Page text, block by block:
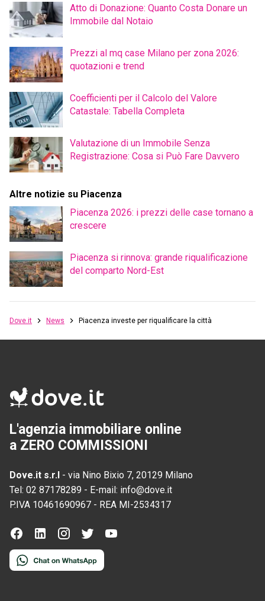
Atto di Donazione: Quanto Costa Donare un
Immobile dal Notaio
Prezzi al mq case Milano per zona 2026:
quotazioni e trend
Coefficienti per il Calcolo del Valore
Catastale: Tabella Completa
Valutazione di un Immobile Senza
Registrazione: Cosa si Può Fare Davvero
Altre notizie su Piacenza
Piacenza 2026: i prezzi delle case tornano a
crescere
Piacenza si rinnova: grande riqualificazione
del comparto Nord-Est
Dove.it News Piacenza investe per riqualificare la città
L'agenzia immobiliare online
a ZERO COMMISSIONI
Dove.it s.r.l - via Nino Bixio 7, 20129 Milano
Tel: 02 87178289 - E-mail: info@dove.it
P.IVA 10461690967 - REA MI-2534317